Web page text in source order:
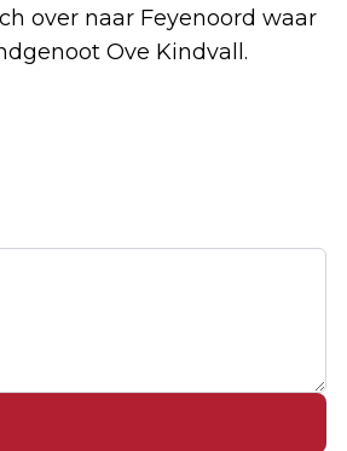
over naar Feyenoord waar
Ove Kindvall.
ONTSLAAT